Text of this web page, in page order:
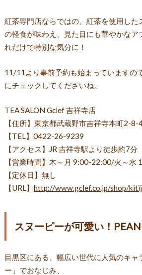
紅茶専門店ならではの、紅茶を使用した
の軽食が味わえ、見た目にも華やかなア
れだけで特別な気分に！
11/11より事前予約も始まっていますの
にチェックしてくださいね。
TEA SALON Gclef 吉祥寺店
【住所】東京都武蔵野市吉祥寺本町2-8-
【TEL】0422-26-9239
【アクセス】JR 吉祥寺駅より徒歩約7分
【営業時間】木～月 9:00-22:00/火～水
【定休日】無し
【URL】 http://www.gclef.co.jp/shop/
スヌーピーが可愛い！
目黒区にある、幅広い世代に人気のキャ
ー」でおなじみ、